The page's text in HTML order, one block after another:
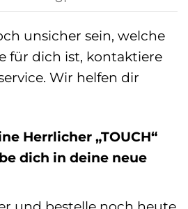
unsicher sein, welche
für dich ist, kontaktiere
Wir helfen dir
Herrlicher „TOUCH“
dich in deine neue